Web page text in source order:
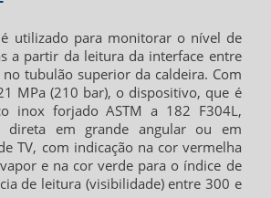
utilizado para monitorar o nível de
a partir da leitura da interface entre
tubulão superior da caldeira. Com
MPa (210 bar), o dispositivo, que é
inox forjado ASTM a 182 F304L,
direta em grande angular ou em
TV, com indicação na cor vermelha
e na cor verde para o índice de
de leitura (visibilidade) entre 300 e